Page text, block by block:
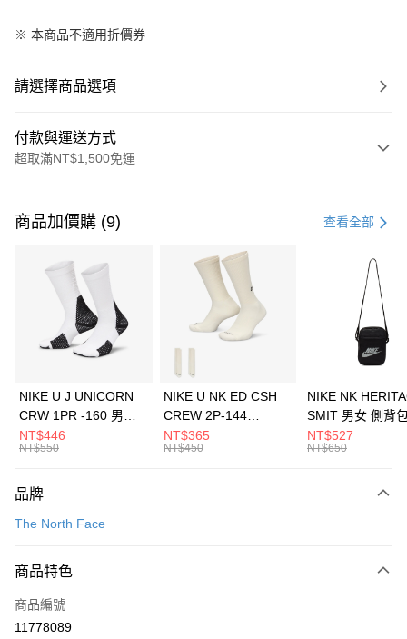
※ 本商品不適用折價券
請選擇商品選項
付款與運送方式
超取滿NT$1,500免運
信用卡一次付款
3 期 0 利率 每期 21家銀行
合作金庫商業銀行
第一商業銀行
華南商業銀行
彰化商業銀行
上海商業儲蓄銀行
元大商業銀行
台灣樂天信用卡公司
Apple Pay
全盈+PAY
AFTEE先享後付
【關於「AFTEE先享後付」】
便利好安心！
３．安心：先確認商品／服務後，再付款。
【「AFTEE先享後付」結帳流程】
１．於結帳方式選擇「AFTEE先享後付」後，將跳轉至「AFTEE先享後付」
運送方式
每筆NT$100，滿NT$1,500(含以上)免運費
宅配
每筆NT$100，滿NT$1,500(含以上)免運費
商品加價購 (9) 查看全部
NIKE U J UNICORN
CRW 1PR -160 男女
中統襪 FZ3393100
NT$446
NT$550
NIKE U NK ED CSH
CREW 2P-144
EMBRDY 男女 短統襪
FZ3073133
NT$365
NT$450
NIKE NK
SMIT 男女 側背
BA5871010
NT$527
NT$650
品牌
The North Face
商品特色
商品編號
11778089